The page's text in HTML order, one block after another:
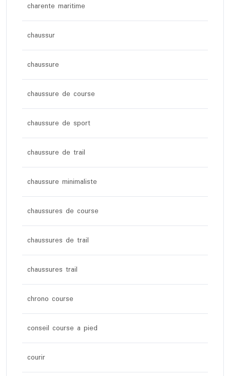
charente maritime
chaussur
chaussure
chaussure de course
chaussure de sport
chaussure de trail
chaussure minimaliste
chaussures de course
chaussures de trail
chaussures trail
chrono course
conseil course a pied
courir